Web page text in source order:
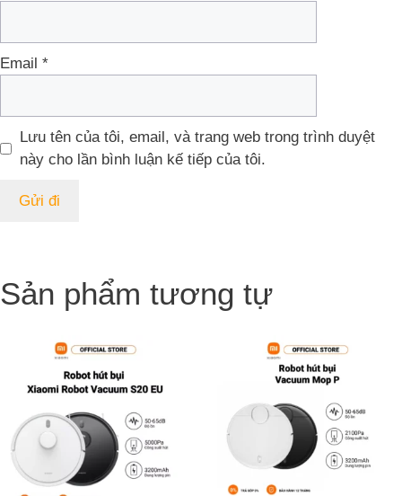
Email *
Lưu tên của tôi, email, và trang web trong trình duyệt
này cho lần bình luận kế tiếp của tôi.
Sản phẩm tương tự